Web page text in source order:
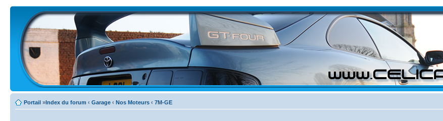
Portail »Index du forum ‹ Garage ‹ Nos Moteurs ‹ 7M-GE